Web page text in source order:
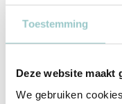
Toestemming
Deze website maakt
We gebruiken
tijdens de feestdagen.
favoriet wordt in de